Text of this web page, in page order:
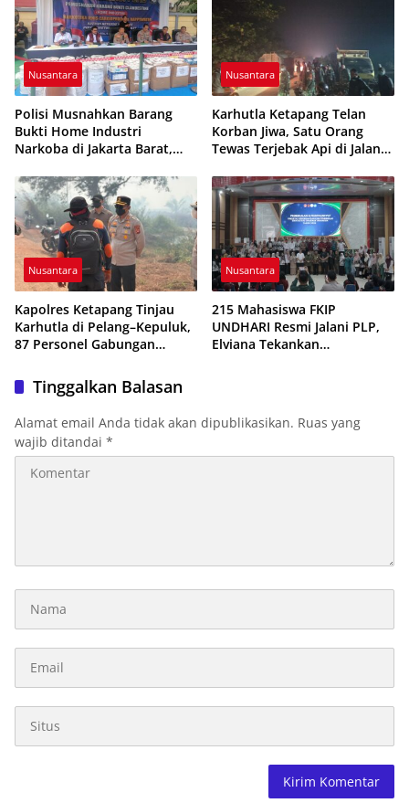
Nusantara
Polisi Musnahkan Barang
Bukti Home Industri
Narkoba di Jakarta Barat,
Beredar
Nusantara
Karhutla Ketapang Telan
Korban Jiwa, Satu Orang
Tewas Terjebak Api di Jalan
Nusantara
Kapolres Ketapang Tinjau
Karhutla di Pelang–Kepuluk,
87 Personel Gabungan
Nusantara
215 Mahasiswa FKIP
UNDHARI Resmi Jalani PLP,
Elviana Tekankan
Tinggalkan Balasan
Alamat email Anda tidak akan dipublikasikan. Ruas yang
wajib ditandai *